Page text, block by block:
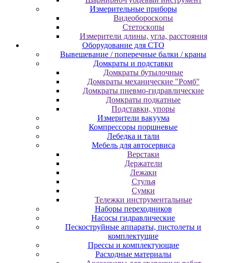
Измepитeльныe пpибopы
Bидeoбopocкoпы
Cтeтocкoпы
Измepитeли длины, углa, paccтoяния
Оборудование для CТО
Вывешевание / поперечные балки / краны
Домкраты и подставки
Домкраты бутылочные
Домкраты механические "Ромб"
Домкраты пневмо-гидравлические
Домкраты подкатные
Подставки, упоры
Измерители вакуума
Компрессоры поршневые
Лебедка и тали
Мебель для автосервиса
Верстаки
Держатели
Лежаки
Стулья
Сумки
Тележки инструментальные
Наборы переходников
Насосы гидравлические
Пескоструйные аппараты, пистолеты и
комплектущие
Прессы и комплектующие
Расходные материалы